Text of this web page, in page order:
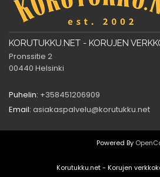
KORUTUKKU.NET - KORUJEN
Pronssitie 2
00440 Helsinki
Puhelin: +358451206909
Email: asiakaspalvelu@korutukku.net
Powered By
Korutukku.net - Korujen